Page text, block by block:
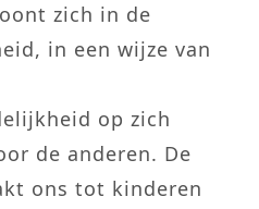
zich in de
in een wijze van
op zich
de anderen. De
ons tot kinderen